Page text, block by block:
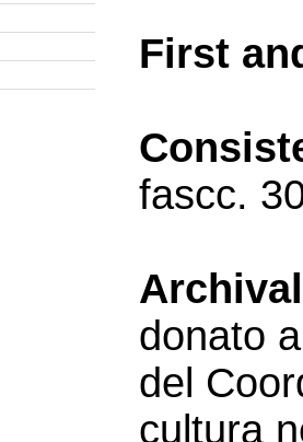
First
fascc.
donato
del
cultura